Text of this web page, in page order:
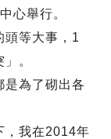
心舉行。
頭等大事，1
。
是為了砌出各
，我在2014年